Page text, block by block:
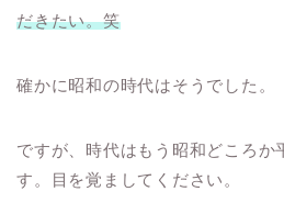
だきたい。笑
確かに昭和の時代はそうでした。
ですが、時代はもう昭和どころか
す。目を覚ましてください。